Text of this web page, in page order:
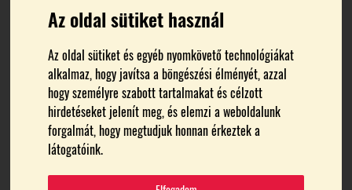
Az oldal sütiket használ
Az oldal sütiket és egyéb nyomkövető technológiákat
alkalmaz, hogy javítsa a böngészési élményét, azzal
hogy személyre szabott tartalmakat és célzott
hirdetéseket jelenít meg, és elemzi a weboldalunk
forgalmát, hogy megtudjuk honnan érkeztek a
látogatóink.
FŐOLDAL HÍREK
A legjobbak közé jutott egy
tokaji aszú a Decanter